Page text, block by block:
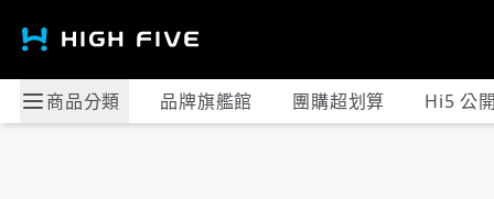
商品分類 品牌旗艦館 團購超划算 Hi5 公